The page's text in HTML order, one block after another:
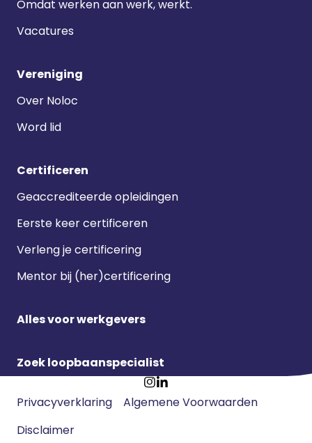
Omdat werken aan werk, werkt.
Vacatures
Vereniging
Over Noloc
Word lid
Certificeren
Geaccrediteerde opleidingen
Eerste keer certificeren
Verleng je certificering
Mentor bij (her)certificering
Alles voor werkgevers
Zoek loopbaanspecialist
GaGa
Footer
navigatie
Privacyverklaring
Algemene Voorwaarden
Disclaimer